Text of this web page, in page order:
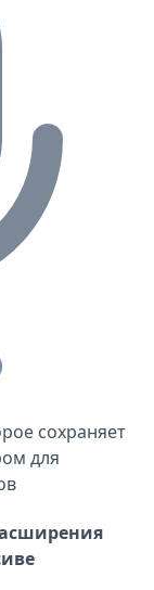
сохраняет
для